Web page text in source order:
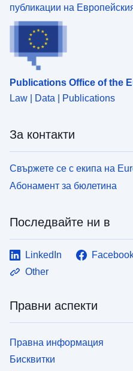
публикации на
Publications Office of the
Law | Data | Publications
За контакти
Свържете се с екипа на
Абонамент за бюлетина
Последвайте ни в
LinkedIn
Other
Правни аспекти
Правна информация
Бисквитки